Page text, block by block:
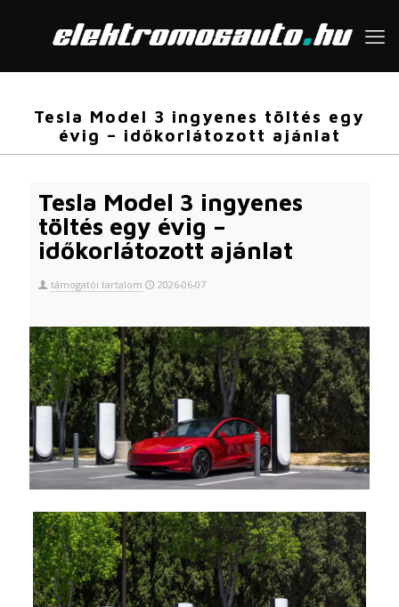
Tesla Model 3 ingyenes töltés egy
évig – időkorlátozott ajánlat
Tesla Model 3 ingyenes
töltés egy évig –
időkorlátozott ajánlat
támogatói tartalom 2026-06-07